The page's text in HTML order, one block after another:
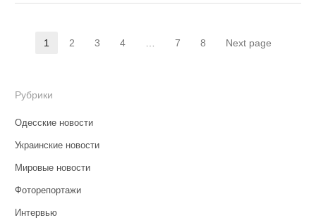
Навигация
записям
Страница
1 Страница
2 Страница
3 Страница
4 Страница
7 Страница
8 Next page
Рубрики
Одесские новости
Украинские новости
Мировые новости
Фоторепортажи
Интервью